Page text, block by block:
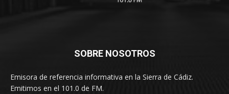
SOBRE NOSOTROS
Emisora de referencia informativa en la Sierra de Cádiz.
Emitimos en el 101.0 de FM.